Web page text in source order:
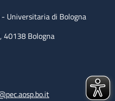
- Universitaria di Bologna
40138 Bologna